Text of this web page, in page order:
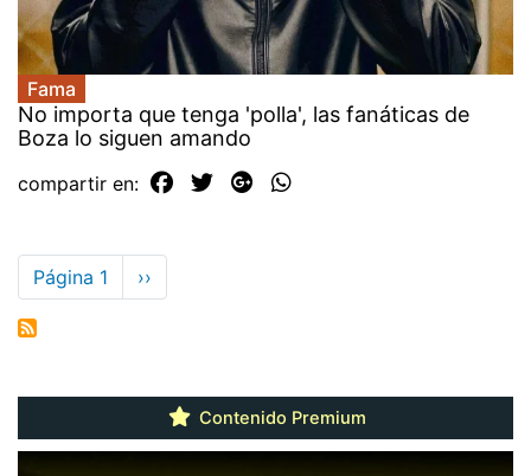
Fama
No importa que tenga 'polla', las fanáticas de
Boza lo siguen amando
compartir en:
Paginación
Página 1
Siguiente
página
››
Contenido Premium